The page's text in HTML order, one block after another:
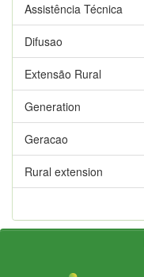
Assistência Técnica
Difusao
Extensão Rural
Generation
Geracao
Rural extension